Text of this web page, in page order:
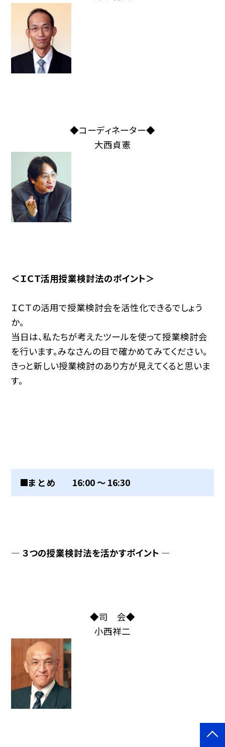
◆コーディネーター◆
大西貞憲
＜ＩＣＴ活用授業検討法のポイント＞
ＩＣＴの活用で授業検討会を活性化できるでしょう
か。
当日は、私たちが考えたツールを使って授業検討会
を行います。みなさんの目で確かめてみてください。
きっと新しい授業検討のあり方が見えてくると思いま
す。
■ま と め 16:00 〜 16:30
— ３つの授業検討法を活かすポイント —
◆司 会◆
小西祥二